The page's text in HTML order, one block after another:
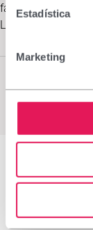
Estadística
Marketing
farmàcies i és
Liposomial